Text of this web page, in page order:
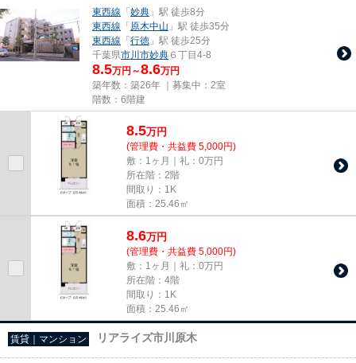
東西線 「妙典 」駅 徒歩8分
東西線 「原木中山 」駅 徒歩35分
東西線 「行徳 」駅 徒歩25分
千葉県市川市妙典 ６丁目4-8
8.5万円～8.6万円
築年数：築26年 ｜募集中： 2室
階数：6階建
8.5万円
(管理費・共益費 5,000円)
敷：1ヶ月｜礼：0万円
所在階：2階
間取り：1K
面積：25.46㎡
8.6万円
(管理費・共益費 5,000円)
敷：1ヶ月｜礼：0万円
所在階：4階
間取り：1K
面積：25.46㎡
賃貸｜マンション リアライズ市川原木